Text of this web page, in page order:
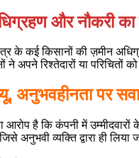
और नौकरी का
के कई किसानों की ज़मीन
अपने रिश्तेदारों या परिचितों
अनुभवहीनता पर
आरोप है कि कंपनी में
अनुभवी व्यक्ति द्वारा ही